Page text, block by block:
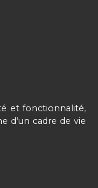
et fonctionnalité,
d'un cadre de vie